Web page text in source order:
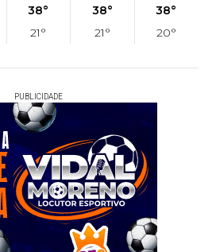
38°
21°
38°
21°
38°
20°
PUBLICIDADE